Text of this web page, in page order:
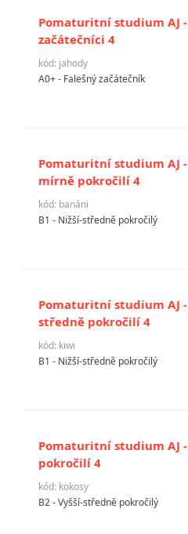
Pomaturitní studium AJ -
začátečníci 4
kód: jahody
A0+ - Falešný začátečník
Pomaturitní studium AJ -
mírně pokročilí 4
kód: banáni
B1 - Nižší-středně pokročilý
Pomaturitní studium AJ -
středně pokročilí 4
kód: kiwi
B1 - Nižší-středně pokročilý
Pomaturitní studium AJ -
pokročilí 4
kód: kokosy
B2 - Vyšší-středně pokročilý